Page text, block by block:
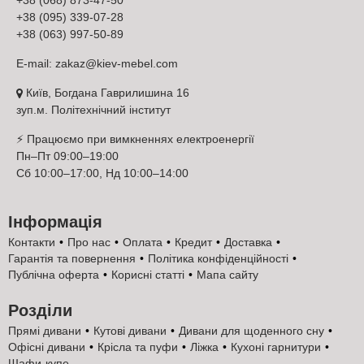
якість обслуговування, повний супровід та найкращий рівень
кваліфікації персоналу Київ-Меблі™.
полицяминих варіанти кольору алюмінієвих профілів і
ручок, можна вибрати 4 додаткові варіанти кольору та
Українська меблева фабрика "Віп-Майстер" із простих,
зрозумілих матеріалів створює виняткову тридверну шафу-
купе Стандарт з кутовими полицями 2100x600x2400 2,1 метра
Стандарт з кутовими полицями? Якщо згадати радянські
"жахи", то це панцирні, жорсткі вироби, які більше були схожі
на ящики, ніж на шафу-купе. Але перед вами кардинально
інша картина. Це практично досконалі шафи-купе 2,1 метра,
+38 (095) 339-07-28
+38 (063) 997-50-89
E-mail: zakaz@kiev-mebel.com
Київ, Богдана Гаврилишина 16
зуп.м. Політехнічний інститут
⚡ Працюємо при вимкненнях електроенергії
Пн–Пт 09:00–19:00
Сб 10:00–17:00, Нд 10:00–14:00
Інформація
Контакти Про нас Оплата Кредит
Доставка
Гарантія та повернення
Політика конфіденційності
Публічна оферта
Корисні статті Мапа сайту
Розділи
Прямі дивани Кутові дивани
Дивани для щоденного сну
Офісні дивани
Крісла та пуфи Ліжка
Кухоні гарнитури